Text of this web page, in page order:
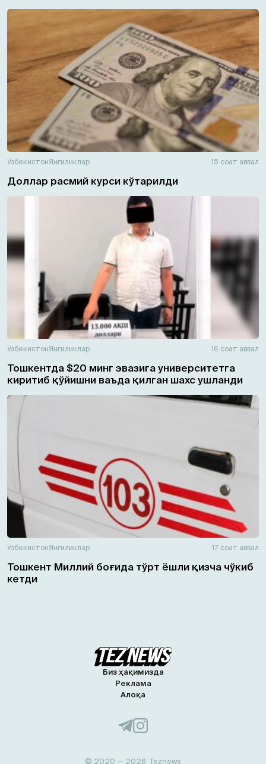
ЎзбекистонЯнгиликлар 15 соат аввал
Доллар расмий курси кўтарилди
ЎзбекистонЯнгиликлар 16 соат аввал
Тошкентда $20 минг эвазига университетга
киритиб қўйишни ваъда қилган шахс ушланди
ЎзбекистонЯнгиликлар 17 соат аввал
Тошкент Миллий боғида тўрт ёшли қизча чўкиб
кетди
Биз ҳақимизда
Реклама
Алоқа
© 2020 — 2026, Teznews